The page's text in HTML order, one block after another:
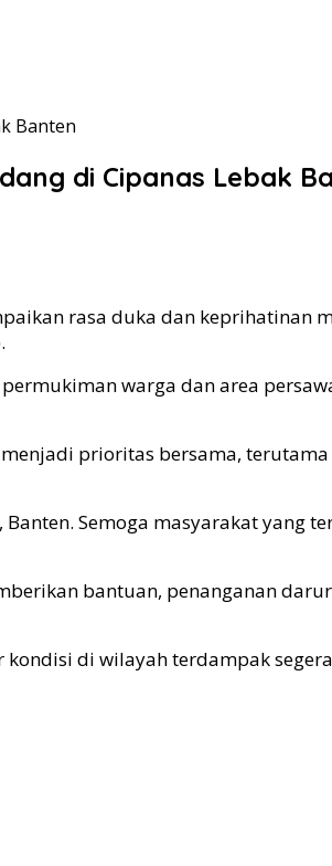
Banten
di Cipanas Lebak
rasa duka dan keprihatinan
warga dan area
prioritas bersama,
Semoga masyarakat yang
bantuan, penanganan
di wilayah terdampak